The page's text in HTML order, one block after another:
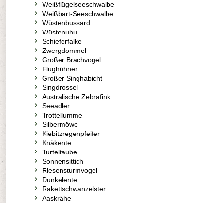
Weißflügelseeschwalbe
Weißbart-Seeschwalbe
Wüstenbussard
Wüstenuhu
Schieferfalke
Zwergdommel
Großer Brachvogel
Flughühner
Großer Singhabicht
Singdrossel
Australische Zebrafink
Seeadler
Trottellumme
Silbermöwe
Kiebitzregenpfeifer
Knäkente
Turteltaube
Sonnensittich
Riesensturmvogel
Dunkelente
Rakettschwanzelster
Aaskrähe